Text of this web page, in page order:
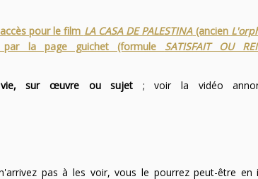
pour le film LA CASA DE PALESTINA(ancien
la page guichet (formule SATISFAIT OU
vie, sur œuvre ou sujet ; voir la vidéo
pas à les voir, vous le pourrez peut-être en